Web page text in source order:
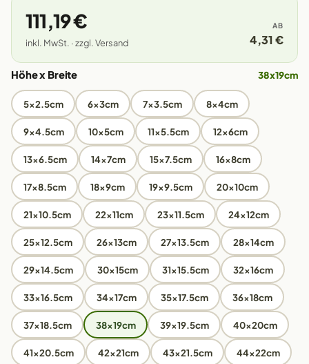
111,19 €
inkl. MwSt. · zzgl. Versand
AB
4,31 €
Höhe x Breite 38x19cm
5x2.5cm 6x3cm 7x3.5cm 8x4cm
9x4.5cm 10x5cm 11x5.5cm 12x6cm
13x6.5cm 14x7cm 15x7.5cm 16x8cm
17x8.5cm 18x9cm 19x9.5cm 20x10cm
21x10.5cm 22x11cm 23x11.5cm 24x12cm
25x12.5cm 26x13cm 27x13.5cm 28x14cm
29x14.5cm 30x15cm 31x15.5cm 32x16cm
33x16.5cm 34x17cm 35x17.5cm 36x18cm
37x18.5cm 38x19cm 39x19.5cm 40x20cm
41x20.5cm 42x21cm 43x21.5cm 44x22cm